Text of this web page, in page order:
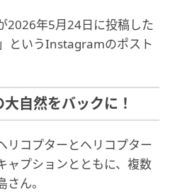
2026年5月24日に投稿した
」というInstagramのポスト
自然をバックに！
リコプターとヘリコプター
ャプションとともに、複数
ん。